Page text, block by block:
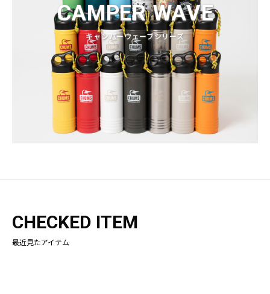
CAMPER WAVE
キャンパーウェーブシリーズ
CHECKED ITEM
最近見たアイテム